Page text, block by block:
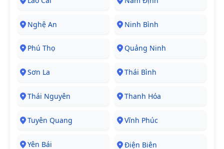
Nghệ An Ninh Bình
Phú Thọ Quảng Ninh
Sơn La Thái Bình
Thái Nguyên Thanh Hóa
Tuyên Quang Vĩnh Phúc
Yên Bái Điện Biên